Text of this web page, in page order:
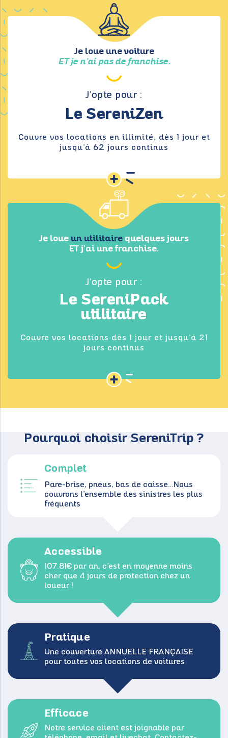
Je loue une voiture
ET je n’ai pas de franchise.
J’opte pour :
Le SereniZen
Couvre vos locations en illimité, dès 1 jour et
jusqu’à 62 jours continus
+
Je loue un utilitaire quelques jours
ET j’ai une franchise.
J’opte pour :
Le SereniPack
utilitaire
Couvre vos locations dès 1 jour et jusqu’à 21
jours continus
+
Pourquoi choisir SereniTrip ?
Complet
Pare-brise, pneus, bas de caisse…Nous
couvrons l’ensemble des sinistres les plus
fréquents
Accessible
107.81€ par an, c’est en moyenne moins
cher que 4 jours de protection chez un
loueur !
Pratique
Une couverture ANNUELLE FRANÇAISE
pour toutes vos locations de voitures
Efficace
Notre service client est joignable par